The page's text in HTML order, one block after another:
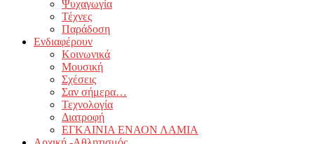
Ψυχαγωγία
Τέχνες
Παράδοση
Ενδιαφέρουν
Κοινωνικά
Μουσική
Σχέσεις
Σαν σήμερα…
Τεχνολογία
Διατροφή
ΕΓΚΑΙΝΙΑ ΕΝΑΟΝ ΛΑΜΙΑ